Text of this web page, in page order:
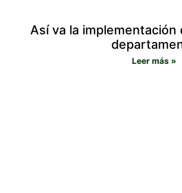
Así va la implementación
Leer más »